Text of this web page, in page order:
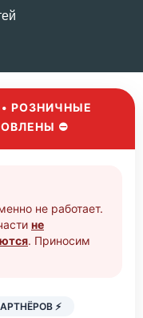
• РОЗНИЧНЫЕ
⛔
не работает.
не
. Приносим
⚡